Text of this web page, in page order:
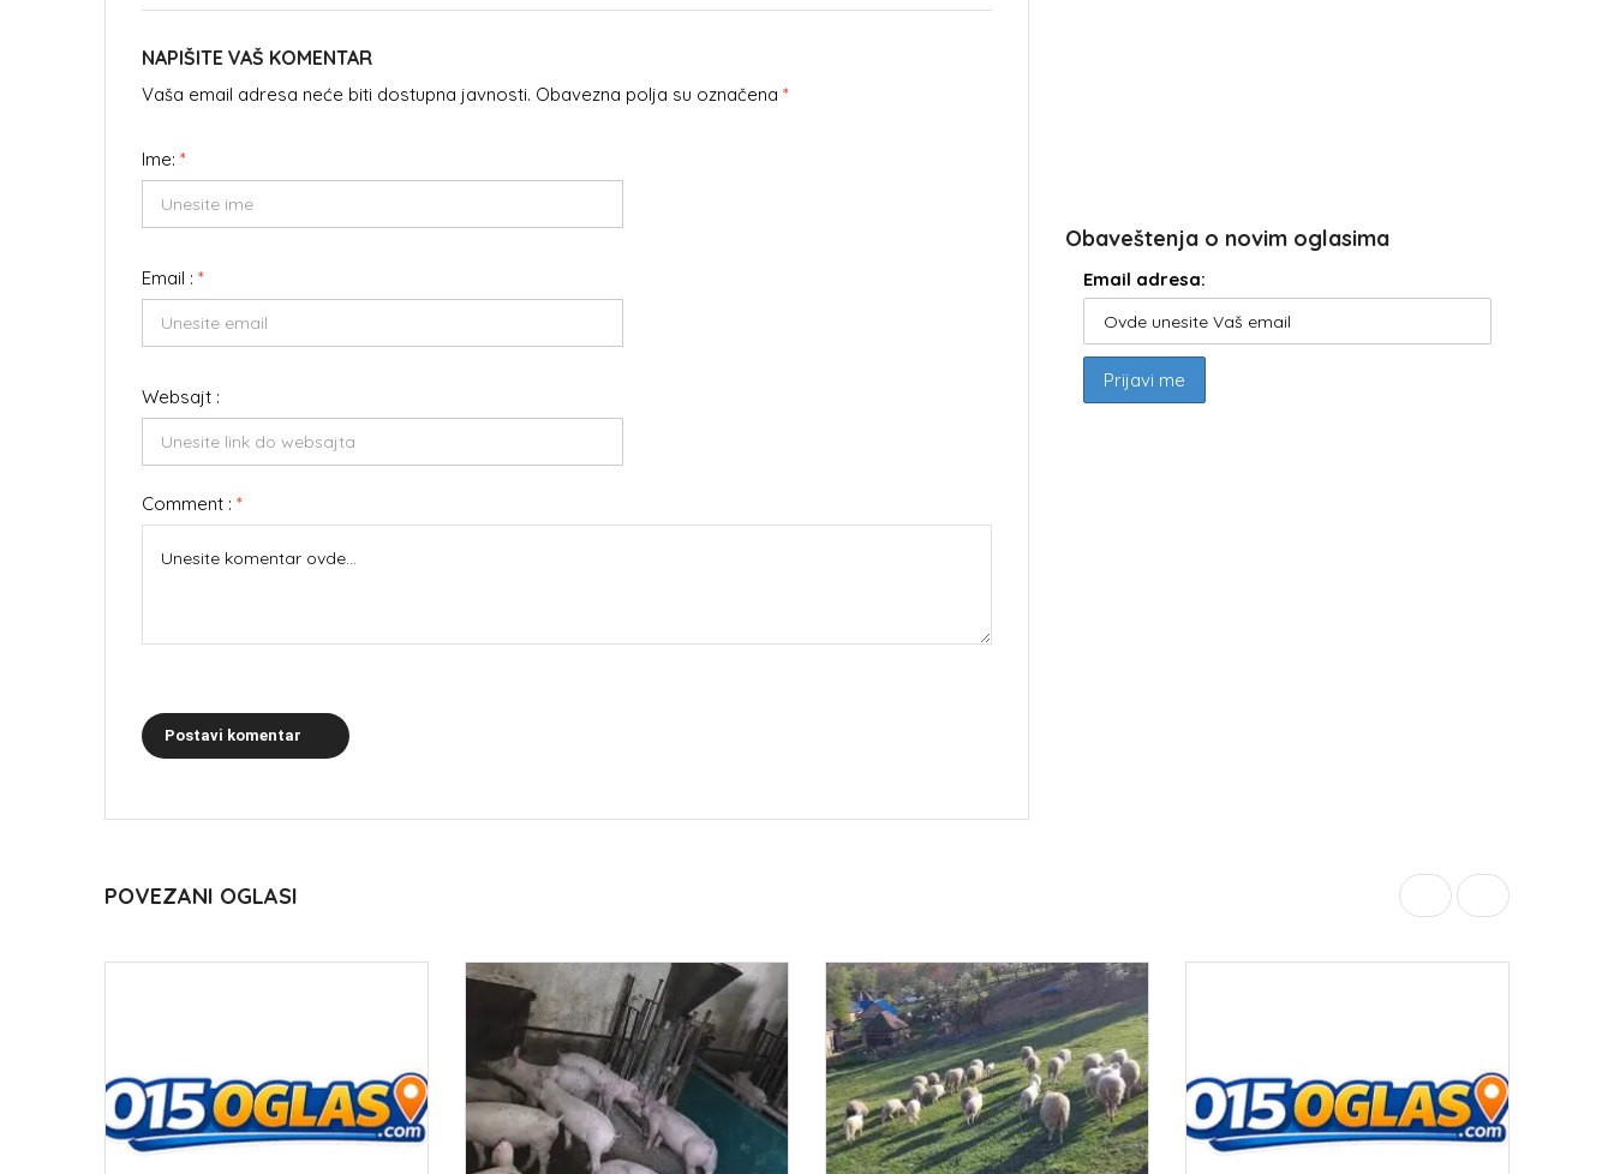
NAPIŠITE VAŠ KOMENTAR
Vaša email adresa neće biti dostupna javnosti. Obavezna polja su označena *
Ime: *
Email : *
Websajt :
Comment : *
Postavi komentar
Obaveštenja o novim oglasima
Email adresa:
POVEZANI OGLASI